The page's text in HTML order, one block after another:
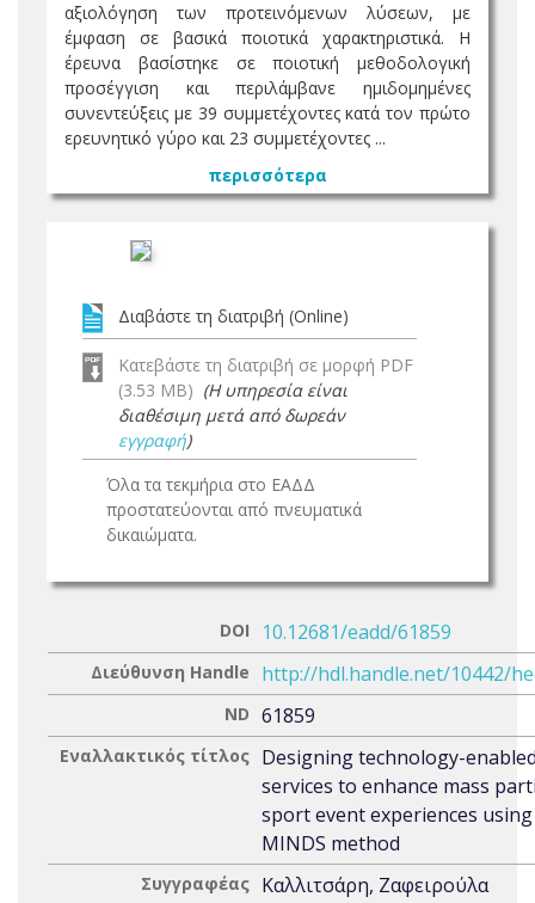
αξιολόγηση των προτεινόμενων λύσεων, με
έμφαση σε βασικά ποιοτικά χαρακτηριστικά. Η
έρευνα βασίστηκε σε ποιοτική μεθοδολογική
προσέγγιση και περιλάμβανε ημιδομημένες
συνεντεύξεις με 39 συμμετέχοντες κατά τον πρώτο
ερευνητικό γύρο και 23 συμμετέχοντες ...
περισσότερα
Διαβάστε τη διατριβή (Online)
Κατεβάστε τη διατριβή σε μορφή PDF
(3.53 MB) (Η υπηρεσία είναι
διαθέσιμη μετά από δωρεάν
εγγραφή)
Όλα τα τεκμήρια στο ΕΑΔΔ
προστατεύονται από πνευματικά
δικαιώματα.
DOI 10.12681/eadd/61859
Διεύθυνση Handle http://hdl.handle.net/10442/
ND 61859
Εναλλακτικός τίτλος Designing technology-
services to enhance mass
sport event experiences
MINDS method
Συγγραφέας Καλλιτσάρη, Ζαφειρούλα